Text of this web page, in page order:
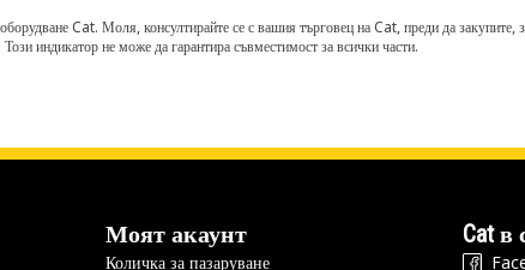
Cat. Моля, консултирайте се с вашия търговец на Cat, преди да закупите,
индикатор не може да гарантира съвместимост за всички части.
Моят акаунт
Количка за пазаруване
Cat